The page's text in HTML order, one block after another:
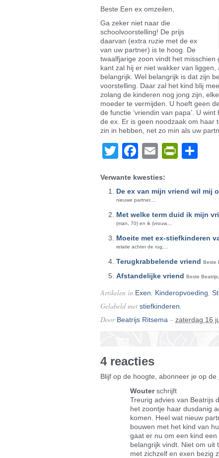
Beste Een ex omzeilen,
Ga zeker niet naar die
schoolvoorstelling! De prijs
daarvan (extra ruzie met de ex
van uw partner) is te hoog. De
twaalfjarige zoon vindt het
kant zal hij er niet wakker van
belangrijk. Wel belangrijk is dat zijn
voorstelling. Daar zal het kind blij
zolang de kinderen nog jong zijn,
moeder te vermijden. U hoeft geen
de functie ‘vriendin van papa’. U
de ex. Er is geen noodzaak om haar
zin in hebben, net zo min als uw
TwitterFacebook
Email
Verwante kwesties:
De ex van mijn vriend wil mij
nieuwe partner....
Met welke term duid ik mijn
(man, 70) en ik (vrouw,...
Moeite met ex-stiefkinderen
relatie achter de rug,...
Terugkrabbelende vriend Beste
Afstandelijke vriend Beste
Artikelen in Exen, Kinderopvoeding,
Gelabeld met stiefkinderen.
Door Beatrijs Ritsema – zaterdag 16
4 reacties
Blijf op de hoogte, abonneer je op de
Wouter schrijft
Treurig advies van Beatrijs
het zoontje haar dusdanig
komen. Heel wat nieuw
bouwen met het kind van
gaat er nu om een kind
belangrijk vindt. Niet om uit
met zichzelf en exen bezig